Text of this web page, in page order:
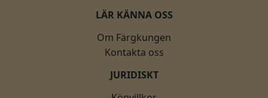
LÄR KÄNNA OSS
Om Färgkungen
Kontakta oss
JURIDISKT